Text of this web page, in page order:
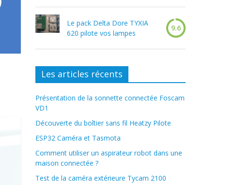
Le pack Delta Dore TYXIA
620 pilote vos lampes
9.6
Les articles récents
Présentation de la sonnette connectée Foscam
VD1
Découverte du boîtier sans fil Heatzy Pilote
ESP32 Caméra et Tasmota
Comment utiliser un aspirateur robot dans une
maison connectée ?
Test de la caméra extérieure Tycam 2100